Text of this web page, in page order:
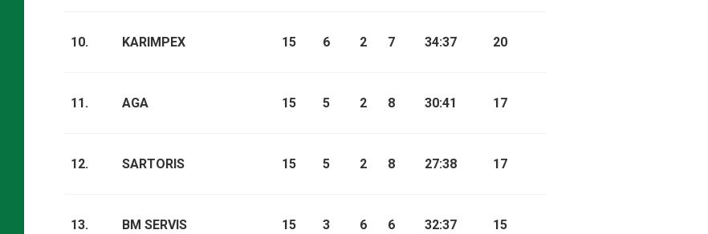
10. KARIMPEX 15 6 2 7 34:37 20
11. AGA 15 5 2 8 30:41 17
12. SARTORIS 15 5 2 8 27:38 17
13. BM SERVIS 15 3 6 6 32:37 15